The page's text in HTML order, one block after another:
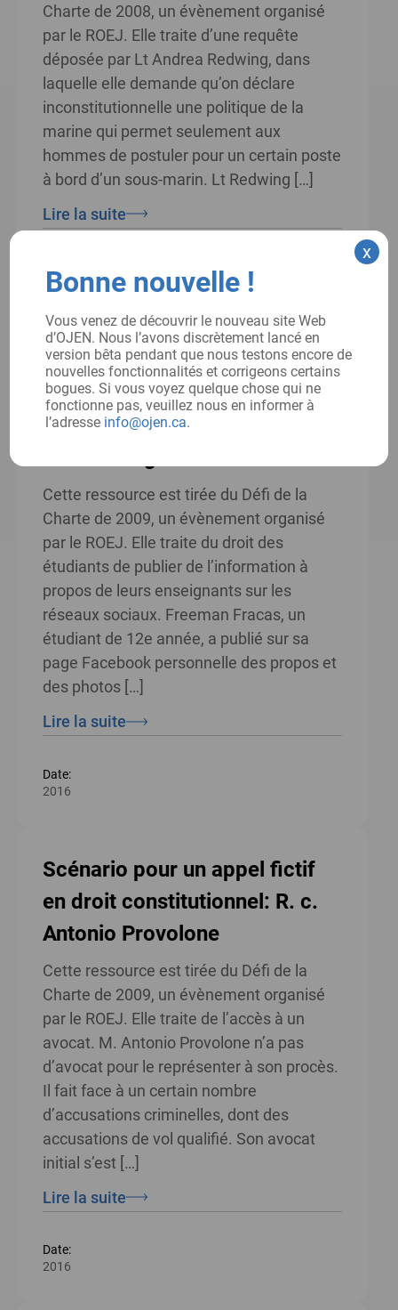
Charte de 2008, un évènement organisé
par le ROEJ. Elle traite d’une requête
déposée par Lt Andrea Redwing, dans
laquelle elle demande qu’on déclare
inconstitutionnelle une politique de la
marine qui permet seulement aux
hommes de postuler pour un certain poste
à bord d’un sous-marin. Lt Redwing […]
Lire la suite
2016
Scénario pour un appel fictif
en droit constitutionnel:
Freeman Fracas c. le Conseil
Cette ressource est tirée du Défi de la
Charte de 2009, un évènement organisé
par le ROEJ. Elle traite du droit des
étudiants de publier de l’information à
propos de leurs enseignants sur les
réseaux sociaux. Freeman Fracas, un
étudiant de 12e année, a publié sur sa
page Facebook personnelle des propos et
des photos […]
Lire la suite
Date:
2016
Scénario pour un appel fictif
en droit constitutionnel: R. c.
Antonio Provolone
Cette ressource est tirée du Défi de la
Charte de 2009, un évènement organisé
par le ROEJ. Elle traite de l’accès à un
avocat. M. Antonio Provolone n’a pas
d’avocat pour le représenter à son procès.
Il fait face à un certain nombre
d’accusations criminelles, dont des
accusations de vol qualifié. Son avocat
initial s’est […]
Lire la suite
Date:
2016
Bonne nouvelle !
Vous venez de découvrir le nouveau site Web
d’OJEN. Nous l’avons discrètement lancé en
version bêta pendant que nous testons encore de
nouvelles fonctionnalités et corrigeons certains
bogues. Si vous voyez quelque chose qui ne
fonctionne pas, veuillez nous en informer à
l’adresse info@ojen.ca.
x